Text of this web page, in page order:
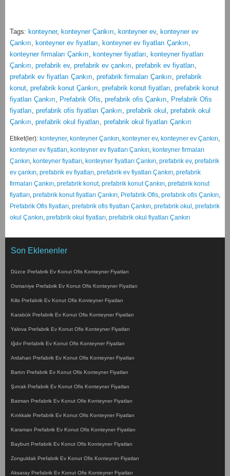
Tags: konteyner, konteyner Çankırı, konteyner ev, konteyner ev
Çankırı, konteyner ev fiyatları, konteyner ev fiyatları Çankırı,
konteyner firmaları Çankırı, konteyner fiyatları, konteyner fiyatları
Çankırı, prefabrik ev, prefabrik ev çankırı, prefabrik ev fiyatları,
prefabrik ev fiyatları Çankırı, prefabrik firmaları Çankırı, prefabrik
konut, prefabrik konut Çankırı, prefabrik konut fiyatları, prefabrik konut
fiyatları Çankırı, Prefabrik Ofis, prefabrik ofis Çankırı, Prefabrik Ofis
fiyatları, prefabrik ofis fiyatları Çankırı, prefabrik okul , prefabrik okul
Çankırı, prefabrik okul fiyatları, prefabrik okul fiyatları Çankırı
Etiket(ler): konteyner, konteyner Çankırı, konteyner ev, konteyner ev Çankırı,
konteyner ev fiyatları, konteyner ev fiyatları Çankırı, konteyner firmaları
Çankırı, konteyner fiyatları, konteyner fiyatları Çankırı, prefabrik ev, prefabrik
ev çankırı, prefabrik ev fiyatları, prefabrik ev fiyatları Çankırı, prefabrik
firmaları Çankırı, prefabrik konut, prefabrik konut Çankırı, prefabrik konut
fiyatları, prefabrik konut fiyatları Çankırı, Prefabrik Ofis, prefabrik ofis Çankırı,
Prefabrik Ofis fiyatları, prefabrik ofis fiyatları Çankırı, prefabrik okul , prefabrik
okul Çankırı, prefabrik okul fiyatları, prefabrik okul fiyatları Çankırı
Son Eklenenler
Düzce Prefabrik Ev Konut Ofis Konteyner Fiyatları
Osmaniye Prefabrik Ev Konut Ofis Konteyner Fiyatları
Kilis Prefabrik Ev Konut Ofis Konteyner Fiyatları
Karabük Prefabrik Ev Konut Ofis Konteyner Fiyatları
Yalova Prefabrik Ev Konut Ofis Konteyner Fiyatları
Iğdır Prefabrik Ev Konut Ofis Konteyner Fiyatları
Ardahan Prefabrik Ev Konut Ofis Konteyner Fiyatları
Bartın Prefabrik Ev Konut Ofis Konteyner Fiyatları
Şırnak Prefabrik Ev Konut Ofis Konteyner Fiyatları
Batman Prefabrik Ev Konut Ofis Konteyner Fiyatları
Kırıkkale Prefabrik Ev Konut Ofis Konteyner Fiyatları
Karaman Prefabrik Ev Konut Ofis Konteyner Fiyatları
Bayburt Prefabrik Ev Konut Ofis Konteyner Fiyatları
Zonguldak Prefabrik Ev Konut Ofis Konteyner Fiyatları
Aksaray Prefabrik Ev Konut Ofis Konteyner Fiyatları